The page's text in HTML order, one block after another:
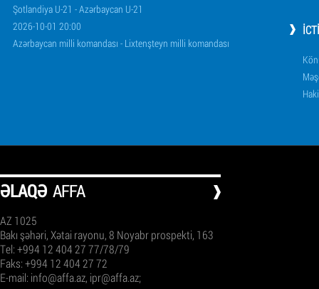
Şotlandiya U-21 - Azərbaycan U-21
2026-10-01 20:00
Azərbaycan milli komandası - Lixtenşteyn milli komandası
ƏLAQƏ AFFA
AZ 1025
Bakı şəhəri, Xətai rayonu, 8 Noyabr prospekti, 163
Tel: +994 12 404 27 77/78/79
Faks: +994 12 404 27 72
E-mail: info@affa.az, ipr@affa.az;